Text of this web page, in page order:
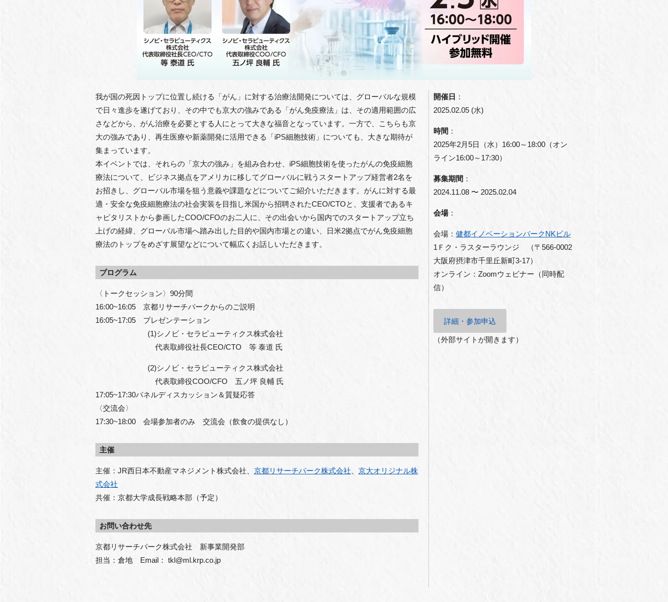
我が国の死因トップに位置し続ける「がん」に対する治療法開発については、グローバルな規模
で日々進歩を遂げており、その中でも京大の強みである「がん免疫療法」は、その適用範囲の広
さなどから、がん治療を必要とする人にとって大きな福音となっています。一方で、こちらも京
大の強みであり、再生医療や新薬開発に活用できる「iPS細胞技術」についても、大きな期待が
集まっています。
本イベントでは、それらの「京大の強み」を組み合わせ、iPS細胞技術を使ったがんの免疫細胞
療法について、ビジネス拠点をアメリカに移してグローバルに戦うスタートアップ経営者2名を
お招きし、グローバル市場を狙う意義や課題などについてご紹介いただきます。がんに対する最
適・安全な免疫細胞療法の社会実装を目指し米国から招聘されたCEO/CTOと、支援者であるキ
ャピタリストから参画したCOO/CFOのお二人に、その出会いから国内でのスタートアップ立ち
上げの経緯、グローバル市場へ踏み出した目的や国内市場との違い、日米2拠点でがん免疫細胞
療法のトップをめざす展望などについて幅広くお話しいただきます。
プログラム
〈トークセッション〉90分間
16:00~16:05 京都リサーチパークからのご説明
16:05~17:05 プレゼンテーション
(1)シノビ・セラピューティクス株式会社
代表取締役社長CEO/CTO 等 泰道 氏
(2)シノビ・セラピューティクス株式会社
代表取締役COO/CFO 五ノ坪 良輔 氏
17:05~17:30パネルディスカッション＆質疑応答
〈交流会〉
17:30~18:00 会場参加者のみ 交流会（飲食の提供なし）
主催
主催：JR西日本不動産マネジメント株式会社、 京都リサーチパーク株式会社
京大オリジナル株
式会社
共催：京都大学成長戦略本部（予定）
お問い合わせ先
京都リサーチパーク株式会社　新事業開発部
担当：倉地　Email： tkl@ml.krp.co.jp
開催日 ：
2025.02.05 (水)
時間 ：
2025年2月5日（水）16:00～18:00（オン
ライン16:00～17:30）
募集期間 ：
2024.11.08 〜 2025.02.04
会場：
会場： 健都イノベーションパークNKビル
1Ｆク・ラスターラウンジ （〒566-0002
大阪府摂津市千里丘新町3-17）
オンライン：Zoomウェビナー（同時配
信）
詳細・参加申込
（外部サイトが開きます）